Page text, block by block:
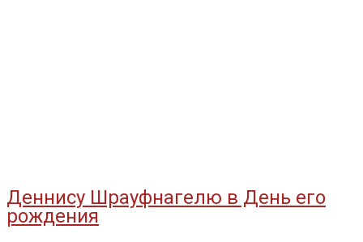
Деннису Шрауфнагелю в День его
рождения